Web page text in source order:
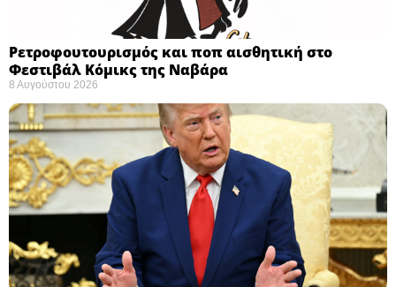
Ρετροφουτουρισμός και ποπ αισθητική στο
Φεστιβάλ Κόμικς της Ναβάρα ​
8 Αυγούστου 2026